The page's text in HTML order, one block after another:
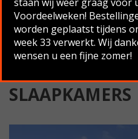
Terug naar overzicht
SLAAPKAMERS
Voordeelweken!
worden geplaatst tijdens
week 33 verwerkt. Wij
wensen u een fijne zomer!